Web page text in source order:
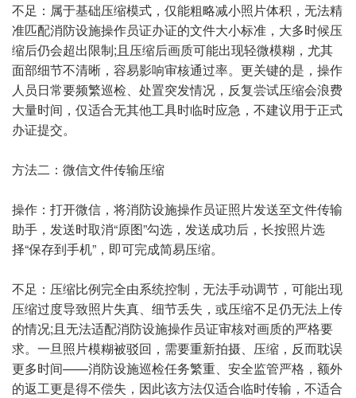
不足：属于基础压缩模式，仅能粗略减小照片体积，无法精
准匹配消防设施操作员证办证的文件大小标准，大多时候压
缩后仍会超出限制;且压缩后画质可能出现轻微模糊，尤其
面部细节不清晰，容易影响审核通过率。更关键的是，操作
人员日常要频繁巡检、处置突发情况，反复尝试压缩会浪费
大量时间，仅适合无其他工具时临时应急，不建议用于正式
办证提交。
方法二：微信文件传输压缩
操作：打开微信，将消防设施操作员证照片发送至文件传输
助手，发送时取消“原图”勾选，发送成功后，长按照片选
择“保存到手机”，即可完成简易压缩。
不足：压缩比例完全由系统控制，无法手动调节，可能出现
压缩过度导致照片失真、细节丢失，或压缩不足仍无法上传
的情况;且无法适配消防设施操作员证审核对画质的严格要
求。一旦照片模糊被驳回，需要重新拍摄、压缩，反而耽误
更多时间——消防设施巡检任务繁重、安全监管严格，额外
的返工更是得不偿失，因此该方法仅适合临时传输，不适合